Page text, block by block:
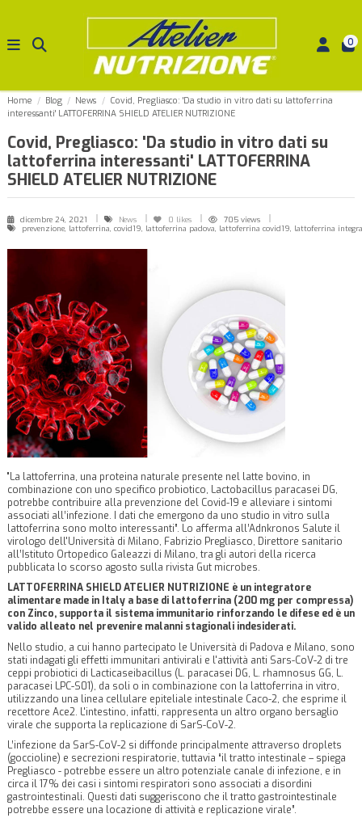
0
Home Blog News
Covid, Pregliasco: 'Da studio in vitro dati su lattoferrina
interessanti' LATTOFERRINA SHIELD ATELIER NUTRIZIONE
Covid, Pregliasco: 'Da studio in vitro dati su
lattoferrina interessanti' LATTOFERRINA
SHIELD ATELIER NUTRIZIONE
dicembre 24, 2021 News 0 likes
705 views
prevenzione, lattoferrina, covid19, lattoferrina padova, lattoferrina covid19, lattoferrina
"La lattoferrina, una proteina naturale presente nel latte bovino, in
combinazione con uno specifico probiotico, Lactobacillus paracasei DG,
potrebbe contribuire alla prevenzione del Covid-19 e alleviare i sintomi
associati all’infezione. I dati che emergono da uno studio in vitro sulla
lattoferrina sono molto interessanti”. Lo afferma all’Adnkronos Salute il
virologo dell'Università di Milano, Fabrizio Pregliasco, Direttore sanitario
all’Istituto Ortopedico Galeazzi di Milano, tra gli autori della ricerca
pubblicata lo scorso agosto sulla rivista Gut microbes.
LATTOFERRINA SHIELD ATELIER NUTRIZIONE è un integratore
alimentare made in Italy a base di lattoferrina (200 mg per compressa)
con Zinco, supporta il sistema immunitario rinforzando le difese ed è un
valido alleato nel prevenire malanni stagionali indesiderati.
Nello studio, a cui hanno partecipato le Università di Padova e Milano, sono
stati indagati gli effetti immunitari antivirali e l'attività anti Sars-CoV-2 di tre
ceppi probiotici di Lacticaseibacillus (L. paracasei DG, L. rhamnosus GG, L.
paracasei LPC-S01), da soli o in combinazione con la lattoferrina in vitro,
utilizzando una linea cellulare epiteliale intestinale Caco-2, che esprime il
recettore Ace2. L'intestino, infatti, rappresenta un altro organo bersaglio
virale che supporta la replicazione di SarS-CoV-2.
L’infezione da SarS-CoV-2 si diffonde principalmente attraverso droplets
(goccioline) e secrezioni respiratorie, tuttavia “il tratto intestinale – spiega
Pregliasco - potrebbe essere un altro potenziale canale di infezione, e in
circa il 17% dei casi i sintomi respiratori sono associati a disordini
gastrointestinali. Questi dati suggeriscono che il tratto gastrointestinale
potrebbe essere una locazione di attività e replicazione virale”.